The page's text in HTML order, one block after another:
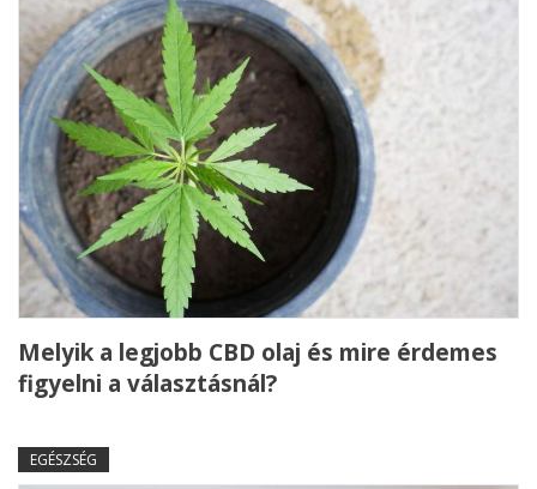
Melyik a legjobb CBD olaj és mire érdemes
figyelni a választásnál?
EGÉSZSÉG